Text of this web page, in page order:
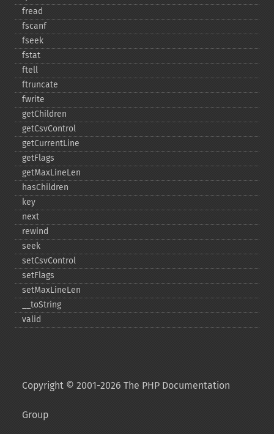
fread
fscanf
fseek
fstat
ftell
ftruncate
fwrite
getChildren
getCsvControl
getCurrentLine
getFlags
getMaxLineLen
hasChildren
key
next
rewind
seek
setCsvControl
setFlags
setMaxLineLen
_​_​toString
valid
Copyright © 2001-2026 The PHP Documentation
Group